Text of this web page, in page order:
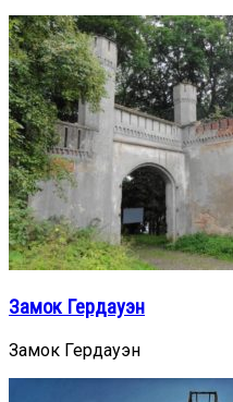
Замок Гердауэн
Замок Гердауэн